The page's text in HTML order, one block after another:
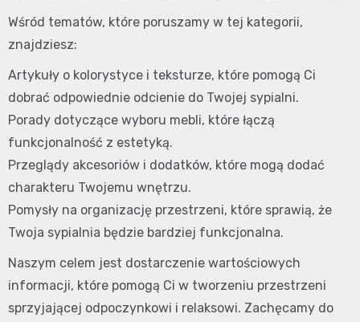
Wśród tematów, które poruszamy w tej kategorii,
znajdziesz:
Artykuły o kolorystyce i teksturze, które pomogą Ci
dobrać odpowiednie odcienie do Twojej sypialni.
Porady dotyczące wyboru mebli, które łączą
funkcjonalność z estetyką.
Przeglądy akcesoriów i dodatków, które mogą dodać
charakteru Twojemu wnętrzu.
Pomysły na organizację przestrzeni, które sprawią, że
Twoja sypialnia będzie bardziej funkcjonalna.
Naszym celem jest dostarczenie wartościowych
informacji, które pomogą Ci w tworzeniu przestrzeni
sprzyjającej odpoczynkowi i relaksowi. Zachęcamy do